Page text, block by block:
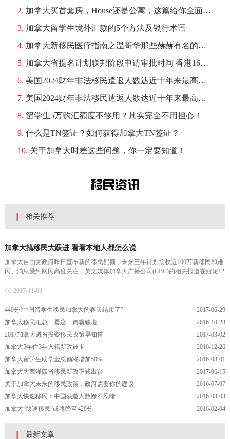
2. 加拿大买首套房，House还是公寓，这篇给你全面对比！
3. 加拿大留学生境外汇款的5个方法及银行术语
4. 加拿大新移民医疗指南之温哥华那些赫赫有名的医院
5. 加拿大省提名计划联邦阶段申请审批时间 香港16个月北京30个月
6. 美国2024财年非法移民遣返人数达近十年来最高水平
7. 美国2024财年非法移民遣返人数达近十年来最高水平
8. 留学生5万购汇额度不够用？其实完全不用担心！
9.什么是TN签证？如何获得加拿大TN签证？
10. 关于加拿大时差这些问题，你一定要知道！
移民资讯
相关推荐
加拿大搞移民大跃进 看看本地人都怎么说
加拿大自由党政府昨日宣布新的移民配额，未来三年计划接收近100万新移民和难
民。消息受到网民高度关注，英文媒体加拿大广播公司(CBC)的相关报道在短短12
近期历史上最雄心勃勃的移民计划。从2018年至2020年，每...
2017-11-03
2017-06-29
449分!中国留学生移民加拿大的春天结束了?
2016-10-28
加拿大移民汇总—看这一篇就够啦
2017-03-02
2017加拿大魁省投资移民政策早知道
2016-12-26
加拿大5年住3年入籍新政被卡
2016-08-01
加拿大留学生助学金总额将增加50%
2017-06-15
加拿大大西洋四省移民新政正式出台
2016-07-07
关于加拿大未来的移民政策，政府需要你的建议
2016-08-03
加拿大快速移民：中国获邀人数惨不忍睹
2016-02-04
加拿大“快速移民”或将降至420分
最新文章